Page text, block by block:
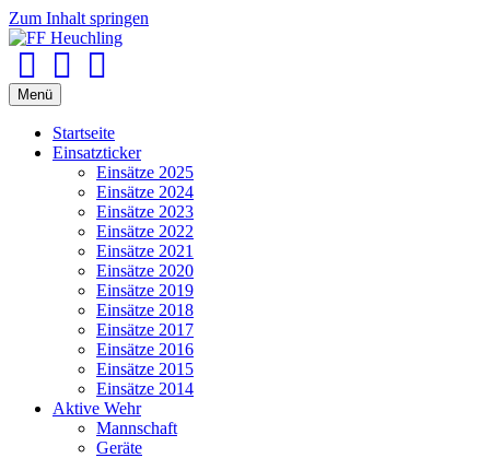
Zum Inhalt springen
Menü
Startseite
Einsatzticker
Einsätze 2025
Einsätze 2024
Einsätze 2023
Einsätze 2022
Einsätze 2021
Einsätze 2020
Einsätze 2019
Einsätze 2018
Einsätze 2017
Einsätze 2016
Einsätze 2015
Einsätze 2014
Aktive Wehr
Mannschaft
Geräte